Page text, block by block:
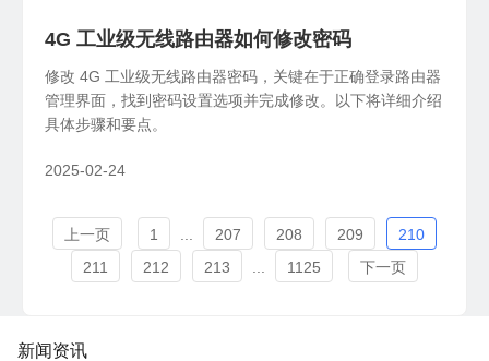
4G 工业级无线路由器如何修改密码
修改 4G 工业级无线路由器密码，关键在于正确登录路由器
管理界面，找到密码设置选项并完成修改。以下将详细介绍
具体步骤和要点。
2025-02-24
上一页 1 207 208 209
210
211
212 213 1125 下一页
新闻资讯